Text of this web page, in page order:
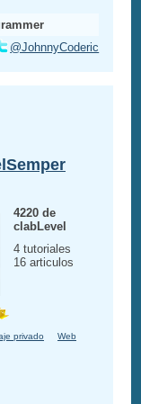
@JohnnyCoderic
4220 de
clabLevel
4 tutoriales
16 articulos
privado Web